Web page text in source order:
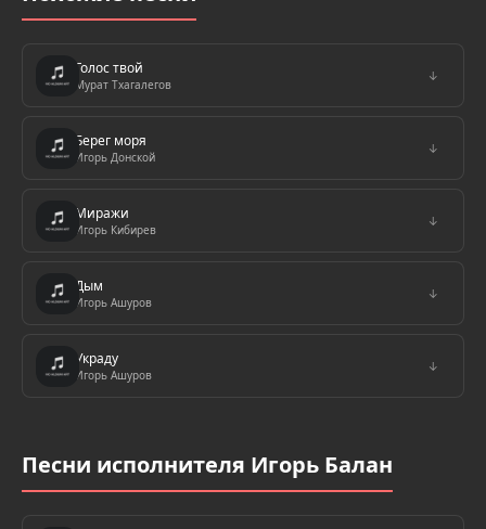
Голос твой
Мурат Тхагалегов
↓
Берег моря
Игорь Донской
↓
Миражи
Игорь Кибирев
↓
Дым
Игорь Ашуров
↓
Украду
Игорь Ашуров
↓
Песни исполнителя Игорь Балан